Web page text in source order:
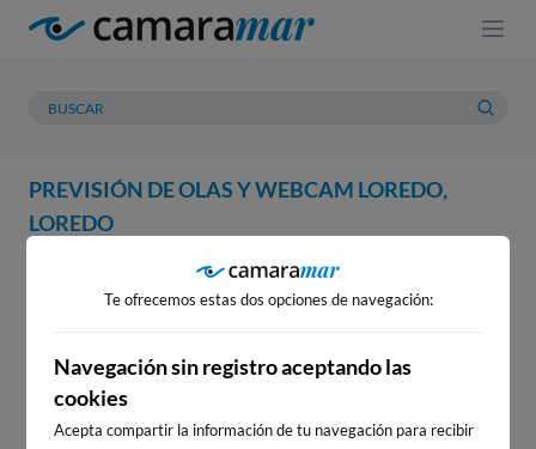
PREVISIÓN DE OLAS Y WEBCAM LOREDO,
LOREDO
PREVISIÓN METEOROLOGÍA
WEBCAM LOREDO, LOREDO
WEBCAMS CERCANAS
Te ofrecemos estas dos opciones de navegación:
Navegación sin registro aceptando las
cookies
Acepta compartir la información de tu navegación para recibir